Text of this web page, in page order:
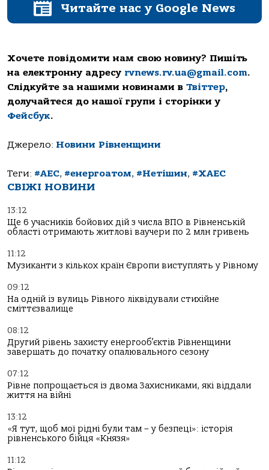
Читайте нас у Google News
Хочете повідомити нам свою новину? Пишіть
на електронну адресу rvnews.rv.ua@gmail.com.
Слідкуйте за нашими новинами в Твіттер,
долучайтеся до нашої групи і сторінки у
Фейсбук.
Джерело: Новини Рівненщини
Теги: #АЕС, #енергоатом, #Нетішин, #ХАЕС
СВІЖІ НОВИНИ
13:12
Ще 6 учасників бойових дій з числа ВПО в Рівненській
області отримають житлові ваучери по 2 млн гривень
11:12
Музиканти з кількох країн Європи виступлять у Рівному
09:12
На одній із вулиць Рівного ліквідували стихійне
сміттєзвалище
08:12
Другий рівень захисту енергооб’єктів Рівненщини
завершать до початку опалювального сезону
07:12
Рівне попрощається із двома Захисниками, які віддали
життя на війні
13:12
«Я тут, щоб мої рідні були там – у безпеці»: історія
рівненського бійця «Князя»
11:12